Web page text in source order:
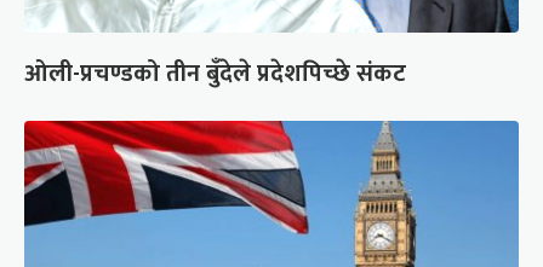
ओली-प्रचण्डको तीन बुँदेले प्रदेशपिच्छे संकट